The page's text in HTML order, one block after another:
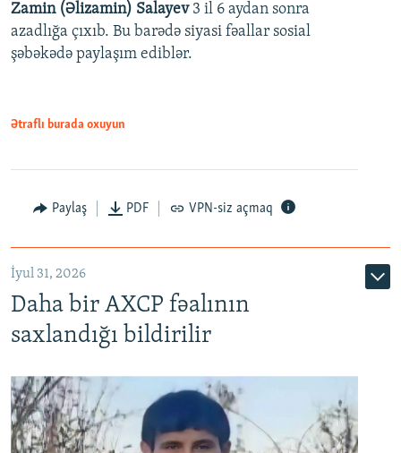
Zamin (Əlizamin) Salayev 3 il 6 aydan sonra
azadlığa çıxıb. Bu barədə siyasi fəallar sosial
şəbəkədə paylaşım ediblər.
Ətraflı burada oxuyun
Paylaş PDF VPN-siz açmaq
İyul 31, 2026
Daha bir AXCP fəalının
saxlandığı bildirilir